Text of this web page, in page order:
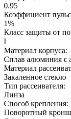
0.95
Коэффициент
1%
Класс защиты от
Материал корпуса:
Сплав алюминия с
Материал
Закаленное стекло
Тип рассеивателя:
Линза
Способ крепления:
Поворотный